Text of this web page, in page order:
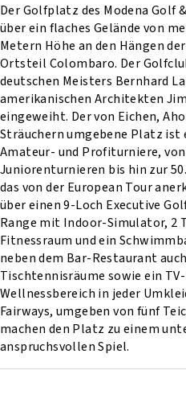
Der Golfplatz des Modena Golf
über ein flaches Gelände von
Metern Höhe an den Hängen
Ortsteil Colombaro. Der
deutschen Meisters Bernhard
amerikanischen Architekten
eingeweiht. Der von Eichen,
Sträuchern umgebene Platz
Amateur- und Profiturniere,
Juniorenturnieren bis hin zur
das von der European Tour
über einen 9-Loch Executive
Range mit Indoor-Simulator, 2
Fitnessraum und ein
neben dem Bar-Restaurant
Tischtennisräume sowie ein
Wellnessbereich in jeder
Fairways, umgeben von fünf
machen den Platz zu einem
anspruchsvollen Spiel.